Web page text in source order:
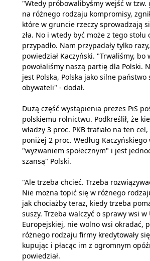
"Wtedy próbowalibyśmy wejść w tzw.
na różnego rodzaju kompromisy,
które w gruncie rzeczy sprowadzają
zła. No i wtedy być może z tego stołu
przypadło. Nam przypadały tylko
powiedział Kaczyński. "Trwaliśmy, bo
powołaliśmy naszą partię dla Polski.
jest Polska, Polska jako silne państwo
obywateli" - dodał.
Dużą część wystąpienia prezes PiS
polskiemu rolnictwu. Podkreślił, że
władzy 3 proc. PKB trafiało na ten
poniżej 2 proc. Według
"wyzwaniem społecznym" i jest
szansą" Polski.
"Ale trzeba chcieć. Trzeba
Nie można topić się w różnego
jak chociażby teraz, kiedy trzeba
suszy. Trzeba walczyć o sprawy wsi w
Europejskiej, nie wolno wsi okradać,
różnego rodzaju firmy kredytowały
kupując i płacąc im z ogromnym
powiedział.